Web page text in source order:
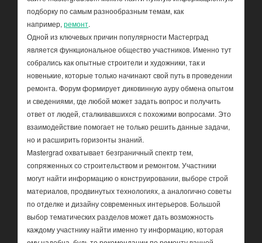
подборку по самым разнообразным темам, как
например, ремонт.
Одной из ключевых причин популярности Мастерград
является функциональное общество участников. Именно тут
собрались как опытные строители и художники, так и
новенькие, которые только начинают свой путь в проведении
ремонта. Форум формирует диковинную ауру обмена опытом
и сведениями, где любой может задать вопрос и получить
ответ от людей, сталкивавшихся с похожими вопросами. Это
взаимодействие помогает не только решить данные задачи,
но и расширить горизонты знаний.
Mastergrad охватывает безграничный спектр тем,
сопряженных со строительством и ремонтом. Участники
могут найти информацию о конструировании, выборе строй
материалов, продвинутых технологиях, а аналогично советы
по отделке и дизайну современных интерьеров. Большой
выбор тематических разделов может дать возможность
каждому участнику найти именно ту информацию, которая